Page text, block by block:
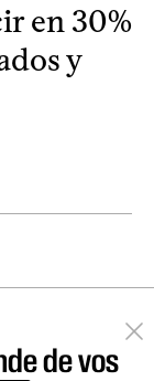
en 30%
y
de vos